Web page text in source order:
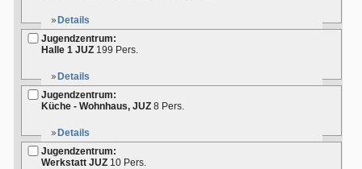
Details
Jugendzentrum:
Halle 1 JUZ 199 Pers.
Details
Jugendzentrum:
Küche - Wohnhaus, JUZ 8 Pers.
Details
Jugendzentrum:
Werkstatt JUZ 10 Pers.